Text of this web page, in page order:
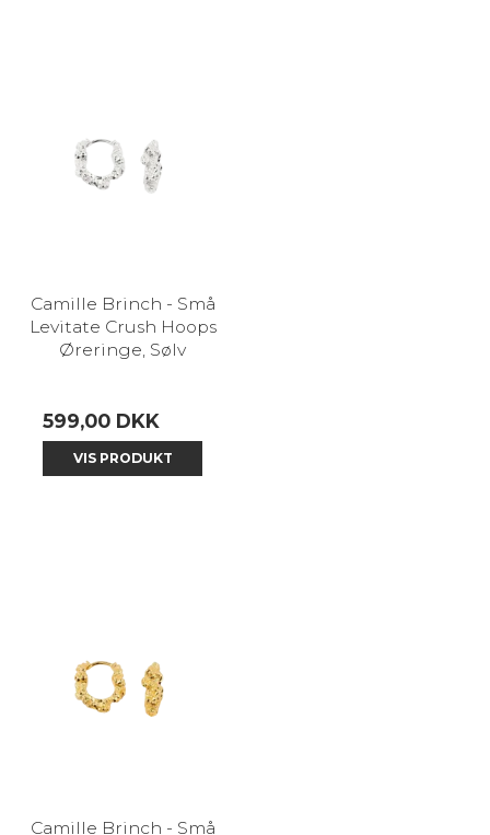
Camille Brinch - Små
Levitate Crush Hoops
Øreringe, Sølv
599,00 DKK
VIS PRODUKT
Camille Brinch - Små